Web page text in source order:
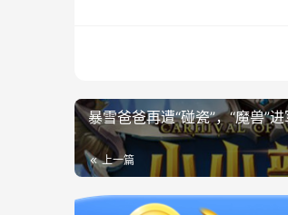
暴雪爸爸再遭“碰瓷”，“魔兽”
上一篇